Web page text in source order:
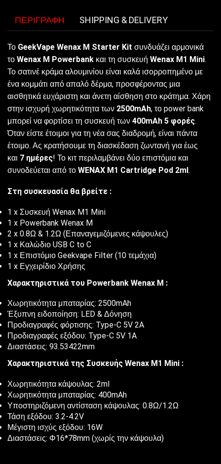
ΠΕΡΙΓΡΑΦΉ SHIPPING & DELIVERY
Το GeekVape Wenax M Starter Kit συνδυάζει αρμονικά
το Wenax M Powerbank και τη συσκευή Wenax M1 Mini.
Το σατινέ κράμα αλουμινίου είναι καλά ισορροπημένο με
ένα κομμάτι από απαλό δέρμα, προσφέροντας μια
αισθητικά ευχάριστη και άνετη αίσθηση στο κράτημα. Χάρη
στην ισχυρή χωρητικότητα των 2500mAh, το power bank
μπορεί να φορτίσει τη συσκευή των 400mAh 5 φορές.
Όταν είστε έτοιμοι για τη νέα σας διαδρομή, είναι πάντα
έτοιμο. Ας κρατήσουμε τη διασκέδαση ζωντανή για έως
και 7 ημέρες! Το κιτ περιλαμβάνει δύο επιστόμια και
συνοδεύεται από το WENAX M1 Cartridge Pod 2ml.
Στη συσκευασία θα βρείτε :
1 x Συσκευή Wenax M1 Mini
1 x Powerbank Wenax M
2 x 0.8Ω & 1.2Ω (Επαναγεμιζόμενες κάψουλες)
1 x Καλώδιο USB C to C
1 x Επιστόμιο Geekvape Filter (10 τεμάχια)
1 x Εγχειρίδιο Χρήσης
Χαρακτηριστικά του Powerbank Wenax M :
Χωρητικότητα μπαταρίας: 2500mAh
Έξυπνη ειδοποίηση: LED & Δόνηση
Προδιαγραφές φόρτισης: Type-C 5V 2A
Προδιαγραφές εξόδου: Type-C 5V 1A
Διαστάσεις: 93.53422mm
Χαρακτηριστικά της Συσκευής Wenax M1 Mini :
Χωρητικότητα κάψουλας: 2ml
Χωρητικότητα μπαταρίας: 400mAh
Υποστηριζόμενη αντίσταση κάψουλας: 0.8Ω/1.2Ω
Τάση εξόδου: 3.2-4.2V
Μέγιστη ισχύς εξόδου: 16W
Διαστάσεις: Φ16*78mm (χωρίς την κάψουλα)